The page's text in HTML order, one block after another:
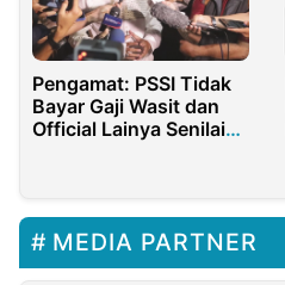
Pengamat: PSSI Tidak
Bayar Gaji Wasit dan
Official Lainya Senilai
MEDIA PARTNER